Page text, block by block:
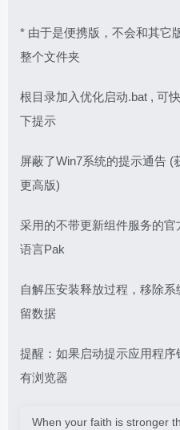
* 由于是便携版，不会和其它
整个文件夹
根目录加入优化启动.bat , 可
下提示
屏蔽了Win7系统的提示通告
更高版)
采用的不带更新组件服务的
语言Pak
自解压安装释放过程，移除
留数据
提醒：如果启动提示应用程
有浏览器
When your faith is stronger